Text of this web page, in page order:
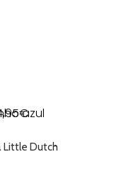
Little Dutch